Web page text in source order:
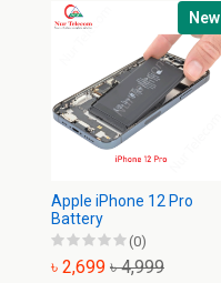
New
Apple iPhone 12 Pro
Battery
(0)
৳ 2,699 ৳ 4,999